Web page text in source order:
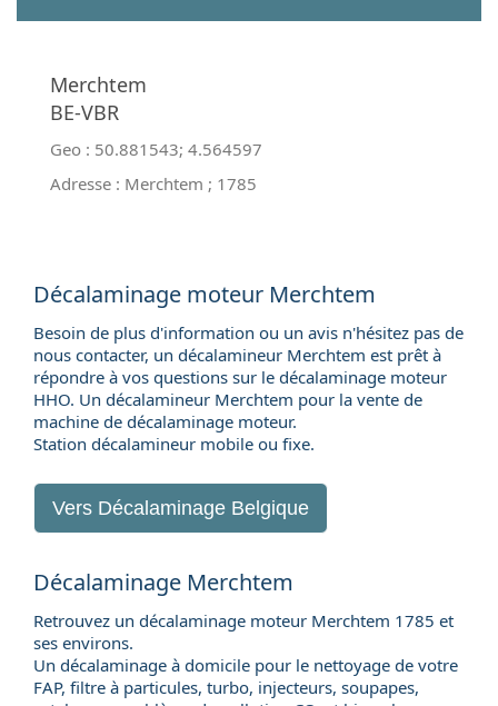
Merchtem
BE-VBR
Geo : 50.881543; 4.564597
Adresse : Merchtem ; 1785
Décalaminage moteur Merchtem
Besoin de plus d'information ou un avis n'hésitez pas de
nous contacter, un décalamineur Merchtem est prêt à
répondre à vos questions sur le décalaminage moteur
HHO. Un décalamineur Merchtem pour la vente de
machine de décalaminage moteur.
Station décalamineur mobile ou fixe.
Vers Décalaminage Belgique
Décalaminage Merchtem
Retrouvez un décalaminage moteur Merchtem 1785 et
ses environs.
Un décalaminage à domicile pour le nettoyage de votre
FAP, filtre à particules, turbo, injecteurs, soupapes,